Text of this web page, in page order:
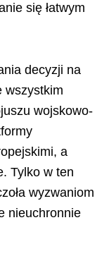
się łatwym
decyzji na
wszystkim
wojskowo-
a
Tylko w ten
wyzwaniom
nieuchronnie